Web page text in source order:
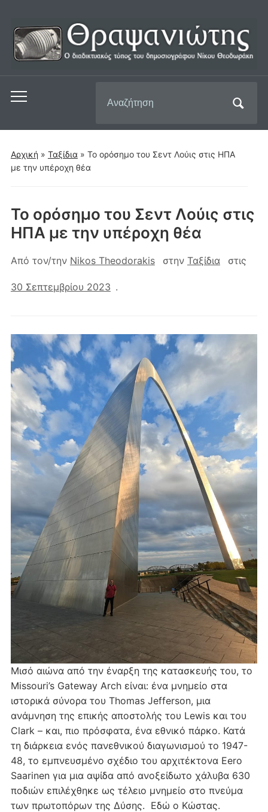
Εναλλαγή
μενού
για
κινητά
για:
Αρχική » Ταξίδια » Το ορόσημο του Σεντ Λούις στις ΗΠΑ
με την υπέροχη θέα
Το ορόσημο του Σεντ Λούις στις
ΗΠΑ με την υπέροχη θέα
Από τον/την Nikos Theodorakis στην Ταξίδια στις
30 Σεπτεμβρίου 2023 .
Μισό αιώνα από την έναρξη της κατασκευής του, το
Missouri’s Gateway Arch είναι: ένα μνημείο στα
ιστορικά σύνορα του Thomas Jefferson, μια
ανάμνηση της επικής αποστολής του Lewis και του
Clark – και, πιο πρόσφατα, ένα εθνικό πάρκο. Κατά
τη διάρκεια ενός πανεθνικού διαγωνισμού το 1947-
48, το εμπνευσμένο σχέδιο του αρχιτέκτονα Eero
Saarinen για μια αψίδα από ανοξείδωτο χάλυβα 630
ποδιών επιλέχθηκε ως τέλειο μνημείο στο πνεύμα
των πρωτοπόρων της Δύσης. Εδώ ο Κώστας.